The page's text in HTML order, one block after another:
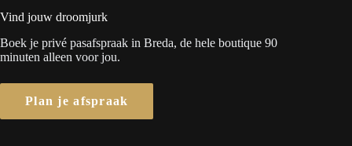
Vind jouw droomjurk
Boek je privé pasafspraak in Breda, de hele boutique 90
minuten alleen voor jou.
Plan je afspraak